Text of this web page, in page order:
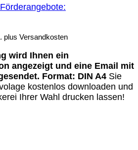
plus Versandkosten
wird Ihnen ein
angezeigt und eine Email mit
Format: DIN A4 Sie
kostenlos downloaden und
Ihrer Wahl drucken lassen!